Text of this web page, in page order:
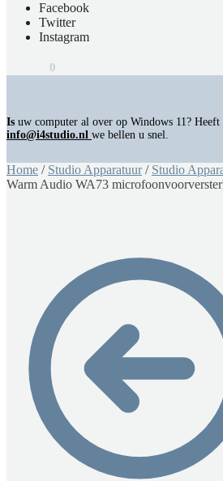
Facebook
Twitter
Instagram
0
Is uw computer al over op Windows 11?
info@i4studio.nl we bellen u snel.
Home / Studio Apparatuur/ Studio
Warm Audio WA73